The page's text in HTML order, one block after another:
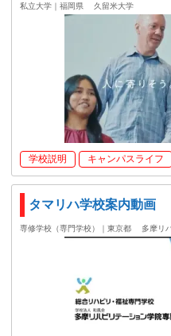
私立大学｜福岡県 久留米大学
学校説明 キャンパスライフ
タマリハ学校案内動画
専修学校（専門学校）｜東京都 多摩リ